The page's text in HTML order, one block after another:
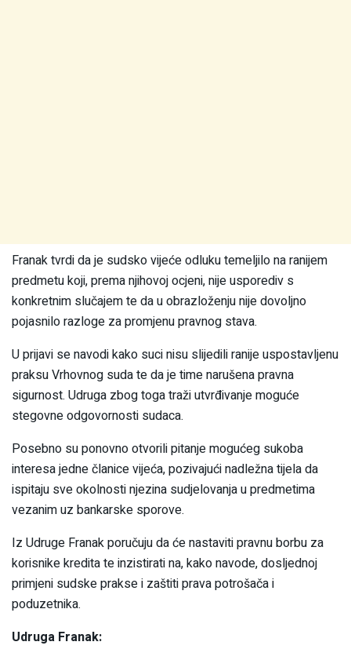
Franak tvrdi da je sudsko vijeće odluku temeljilo na ranijem
predmetu koji, prema njihovoj ocjeni, nije usporediv s
konkretnim slučajem te da u obrazloženju nije dovoljno
pojasnilo razloge za promjenu pravnog stava.
U prijavi se navodi kako suci nisu slijedili ranije uspostavljenu
praksu Vrhovnog suda te da je time narušena pravna
sigurnost. Udruga zbog toga traži utvrđivanje moguće
stegovne odgovornosti sudaca.
Posebno su ponovno otvorili pitanje mogućeg sukoba
interesa jedne članice vijeća, pozivajući nadležna tijela da
ispitaju sve okolnosti njezina sudjelovanja u predmetima
vezanim uz bankarske sporove.
Iz Udruge Franak poručuju da će nastaviti pravnu borbu za
korisnike kredita te inzistirati na, kako navode, dosljednoj
primjeni sudske prakse i zaštiti prava potrošača i
poduzetnika.
Udruga Franak: